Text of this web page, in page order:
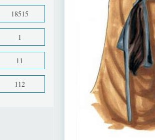
18515
1
11
112